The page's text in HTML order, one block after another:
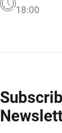
18:00